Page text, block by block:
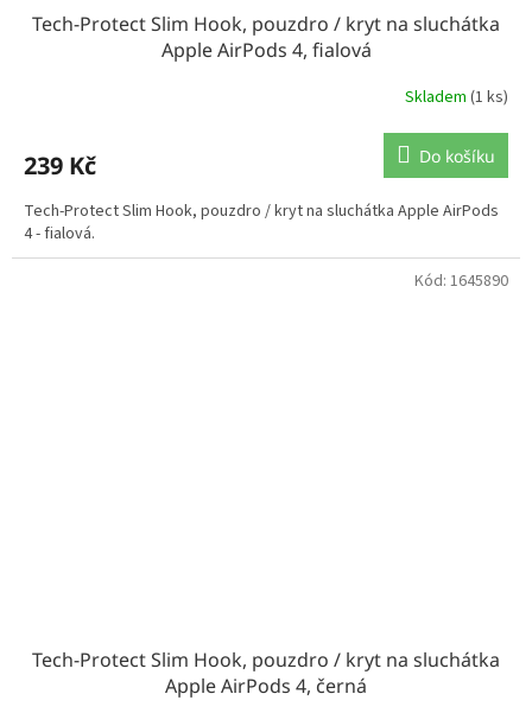
Tech-Protect Slim Hook, pouzdro / kryt na sluchátka
Apple AirPods 4, fialová
Skladem (1 ks)
239 Kč Do košíku
Tech-Protect Slim Hook, pouzdro / kryt na sluchátka Apple AirPods
4 - fialová.
Tech-Protect Slim Hook, pouzdro / kryt na sluchátka
Apple AirPods 4, černá
Kód: 1645890